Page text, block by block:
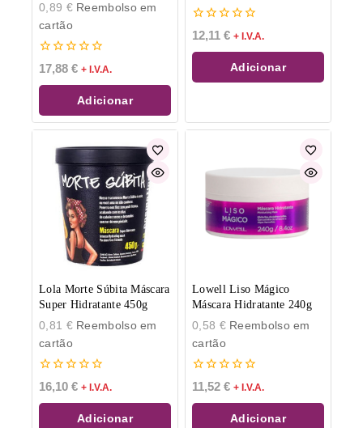
0,89 €Reembolso em
cartão
0
de
5
17,88 € + I.V.A.
Adicionar
0
de
5
12,11 € + I.V.A.
Adicionar
Lola Morte Súbita Máscara
Super Hidratante 450g
0,81 €Reembolso em
cartão
0
de
5
16,10 € + I.V.A.
Adicionar
Lowell Liso Mágico
Máscara Hidratante 240g
0,58 €Reembolso em
cartão
0
de
5
11,52 € + I.V.A.
Adicionar